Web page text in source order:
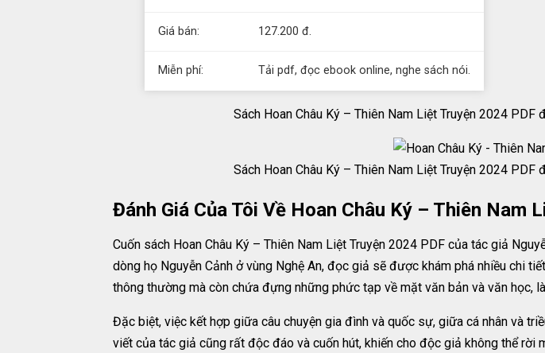
Giá bán: 127.200 đ.
Miễn phí: Tải pdf, đọc ebook online, nghe sách nói.
Sách Hoan Châu Ký – Thiên Nam Liệt Truyện 2024
Sách Hoan Châu Ký – Thiên Nam Liệt Truyện 2024
Đánh Giá Của Tôi Về Hoan Châu Ký – Thiên Nam
Cuốn sách Hoan Châu Ký – Thiên Nam Liệt Truyện 2024 PDF của tác giả
dòng họ Nguyễn Cảnh ở vùng Nghệ An, đọc giả sẽ được khám phá nhiều chi
thông thường mà còn chứa đựng những phức tạp về mặt văn bản và văn học,
Đặc biệt, việc kết hợp giữa câu chuyện gia đình và quốc sự, giữa cá nhân và
viết của tác giả cũng rất độc đáo và cuốn hút, khiến cho độc giả không thể rời